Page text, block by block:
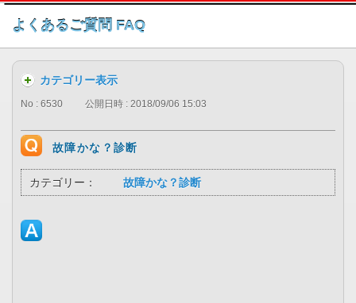
このページの本文へ
よくあるご質問 FAQ
カテゴリー表示
No : 6530 公開日時 : 2018/09/06 15:03
故障かな？診断
カテゴリー： 故障かな？診断